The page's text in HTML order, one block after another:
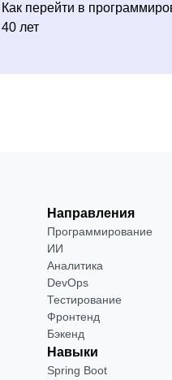
Как перейти в
40 лет
Направления
Программирование
ИИ
Аналитика
DevOps
Тестирование
Фронтенд
Бэкенд
Навыки
Spring Boot